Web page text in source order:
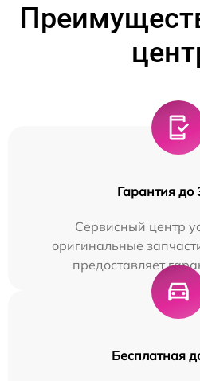
Гарантия до
Сервисный центр
оригинальные
предоставляет
Бесплатная